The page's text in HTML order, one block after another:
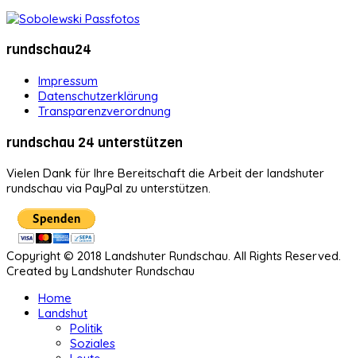
rundschau24
Impressum
Datenschutzerklärung
Transparenzverordnung
rundschau 24 unterstützen
Vielen Dank für Ihre Bereitschaft die Arbeit der landshuter
rundschau via PayPal zu unterstützen.
Copyright © 2018 Landshuter Rundschau. All Rights Reserved.
Created by Landshuter Rundschau
Home
Landshut
Politik
Soziales